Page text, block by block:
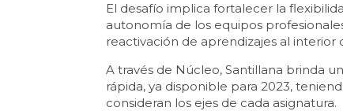
El desafío implica fortalecer la
autonomía de los equipos
reactivación de aprendizajes al interior
A través de Núcleo, Santillana brinda
rápida, ya disponible para 2023,
consideran los ejes de cada asignatura.